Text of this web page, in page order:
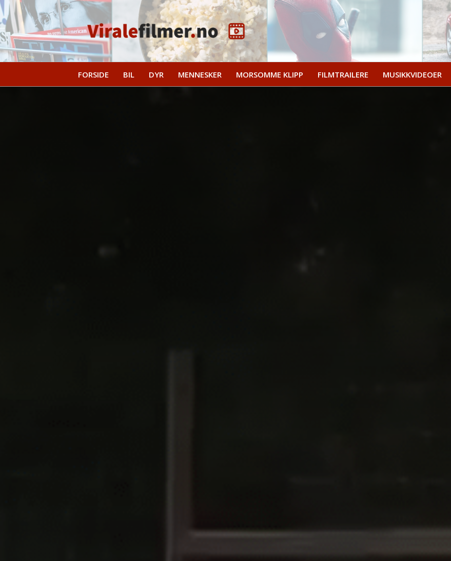
FORSIDE BIL DYR MENNESKER MORSOMME KLIPP FILMTRAILERE MUSIKKVIDEOER